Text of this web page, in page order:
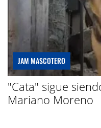
JAM MASCOTERO
"Cata" sigue
Mariano Moreno